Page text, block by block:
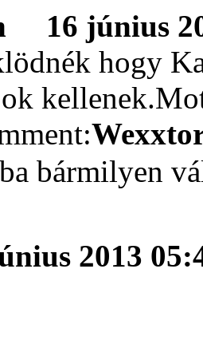
16 június
hogy
bármilyen
2013